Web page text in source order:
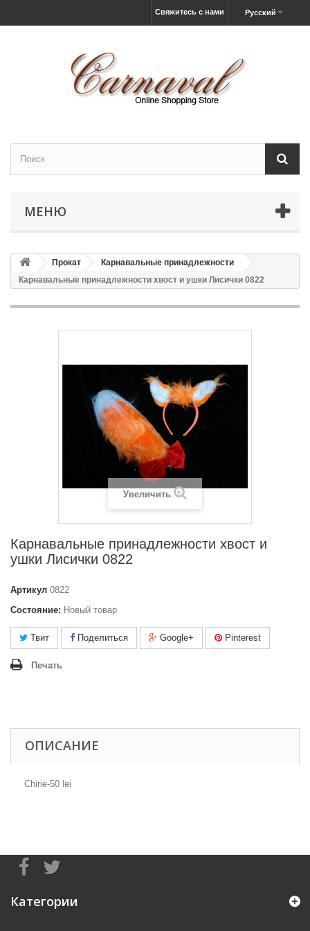
Русский
Свяжитесь с нами
МЕНЮ
Прокат
Карнавальные принадлежности
Карнавальные принадлежности хвост и ушки Лисички 0822
Увеличить
Карнавальные принадлежности хвост и
ушки Лисички 0822
Артикул 0822
Состояние: Новый товар
Твит Поделиться Google+ Pinterest
Печать
ОПИСАНИЕ
Chirie-50 lei
Категории